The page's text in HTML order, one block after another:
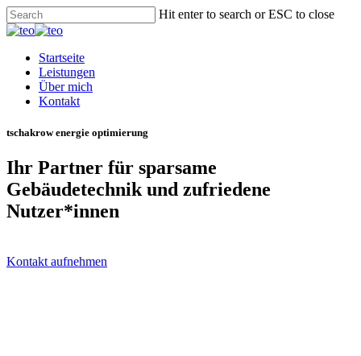
Hit enter to search or ESC to close
Startseite
Leistungen
Über mich
Kontakt
tschakrow energie optimierung
Ihr Partner für sparsame
Gebäudetechnik und zufriedene
Nutzer*innen
Kontakt aufnehmen